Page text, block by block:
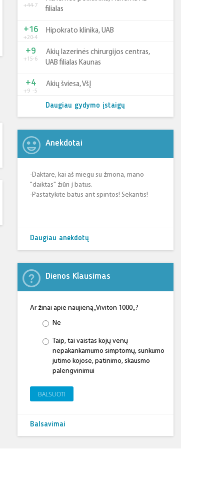
+44-7
filialas
+20-4
+16 Hipokrato klinika, UAB
+15-6
+9
Akių lazerinės chirurgijos centras,
UAB filialas Kaunas
+9 -5
+4 Akių šviesa, VšĮ
Daugiau gydymo įstaigų
Anekdotai
-Daktare, kai aš miegu su žmona, mano
"daiktas" žiūri į batus.
-Pastatykite batus ant spintos! Sekantis!
Daugiau anekdotų
Dienos Klausimas
Ar žinai apie naujieną „Viviton 1000 „?
Ne
Taip, tai vaistas kojų venų
nepakankamumo simptomų, sunkumo
jutimo kojose, patinimo, skausmo
palengvinimui
BALSUOTI
Balsavimai